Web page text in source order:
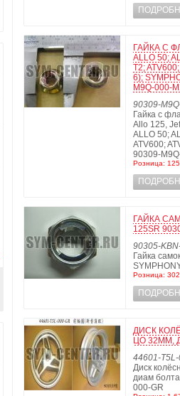
ГАЙКА С
ALLO 50;
T2;
6);
M9Q-000-
90309-
Гайка с
Allo 125,
ALLO 50;
ATV600;
90309-
Розница: 125
ГАЙКА
125SR
90305-
Гайка
Розница: 302
ДИСК
ЦО 32ММ,
44601-
Диск
диам
000-GR